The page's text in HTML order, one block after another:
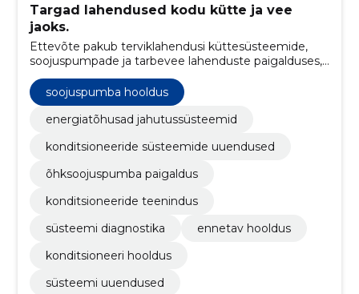
Targad lahendused kodu kütte ja vee
jaoks.
Ettevõte pakub terviklahendusi küttesüsteemide,
soojuspumpade ja tarbevee lahenduste paigalduses,
hoolduses ja remondis. Pika kogemusega spetsialist
tagab, et süsteemid töötaksid ökonoomselt ja
tõrgeteta.
soojuspumba hooldus
energiatõhusad jahutussüsteemid
konditsioneeride süsteemide uuendused
õhksoojuspumba paigaldus
konditsioneeride teenindus
süsteemi diagnostika
ennetav hooldus
konditsioneeri hooldus
süsteemi uuendused